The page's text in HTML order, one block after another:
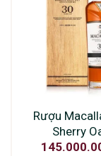
Rượu
Sherry